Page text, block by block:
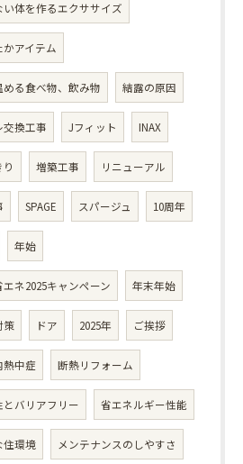
い体を作るエクササイズ
かアイテム
める食べ物、飲み物 結露の原因
交換工事 Jフィット INAX
増築工事 リニューアル
SPAGE スパージュ 10周年
年始
ネ2025キャンペーン 年末年始
策 ドア 2025年 ご挨拶
熱中症 断熱リフォーム
とバリアフリー 省エネルギー性能
住環境 メンテナンスのしやすさ